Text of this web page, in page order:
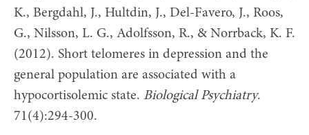
K., Bergdahl, J., Hultdin, J., Del-Favero, J., Roos,
G., Nilsson, L. G., Adolfsson, R., & Norrback, K. F.
(2012). Short telomeres in depression and the
general population are associated with a
hypocortisolemic state. Biological Psychiatry.
71(4):294-300.